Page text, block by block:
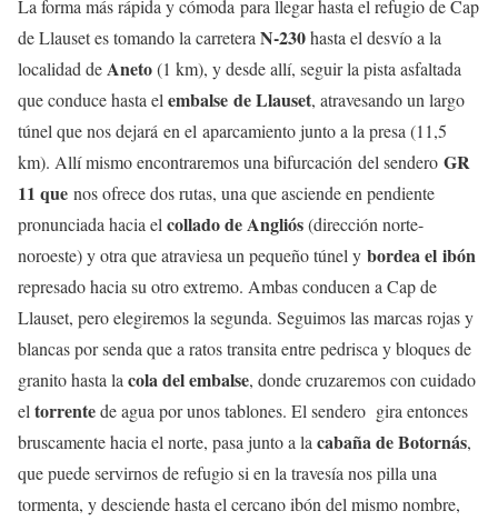
La forma más rápida y cómoda para llegar hasta el refugio de Cap
de Llauset es tomando la carretera N-230hasta el desvío a la
localidad deAneto(1 km), y desde allí, seguir la pista asfaltada
que conduce hasta el embalse de Llauset, atravesando un largo
túnel que nos dejará en el aparcamiento junto a la presa (11,5
km). Allí mismo encontraremos una bifurcación del sendero GR
11 que nos ofrece dos rutas, una que asciende en pendiente
pronunciada hacia el collado de Angliós(dirección norte-
noroeste) y otra que atraviesa un pequeño túnel y bordea el ibón
represado hacia su otro extremo. Ambas conducen a Cap de
Llauset, pero elegiremos la segunda. Seguimos las marcas rojas y
blancas por senda que a ratos transita entre pedrisca y bloques de
granito hasta la cola del embalse, donde cruzaremos con cuidado
el torrentede agua por unos tablones. El sendero gira entonces
bruscamente hacia el norte, pasa junto a la cabaña de Botornás,
que puede servirnos de refugio si en la travesía nos pilla una
tormenta, y desciende hasta el cercano ibón del mismo nombre,